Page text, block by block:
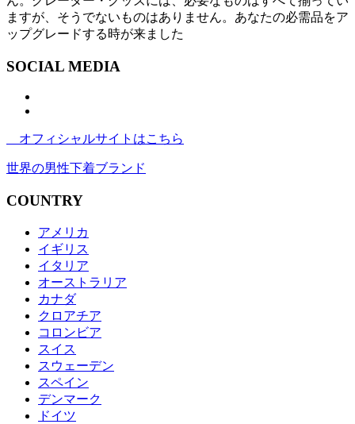
ますが、そうでないものはありません。あなたの必需品をア
ップグレードする時が来ました
SOCIAL MEDIA
オフィシャルサイトはこちら
世界の男性下着ブランド
COUNTRY
アメリカ
イギリス
イタリア
オーストラリア
カナダ
クロアチア
コロンビア
スイス
スウェーデン
スペイン
デンマーク
ドイツ